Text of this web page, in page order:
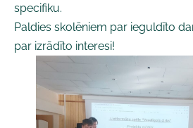
specifiku.
Paldies skolēniem par ieguldīto
par izrādīto interesi!